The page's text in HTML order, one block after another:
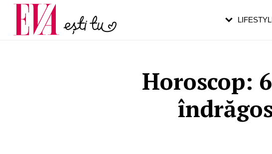
Horoscop:
Carieră
Actualitate
pe măsură ce înaintezi în vârstă